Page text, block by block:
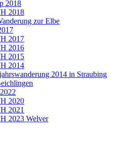
2018
2018
zur Elbe
2017
2016
2015
2014
2014 in Straubing
2020
2021
2023 Welver